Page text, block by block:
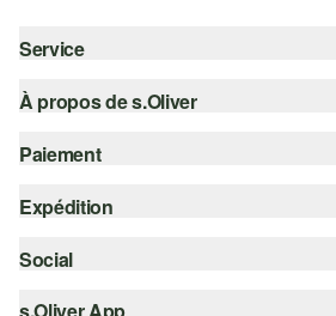
Service
Aide - FAQ
À propos de s.Oliver
S'abonner à la Newsletter
s.Oliver Card
Paiement
Sur facture
Expédition
Suivi de colis
SwissPost
Social
instagram